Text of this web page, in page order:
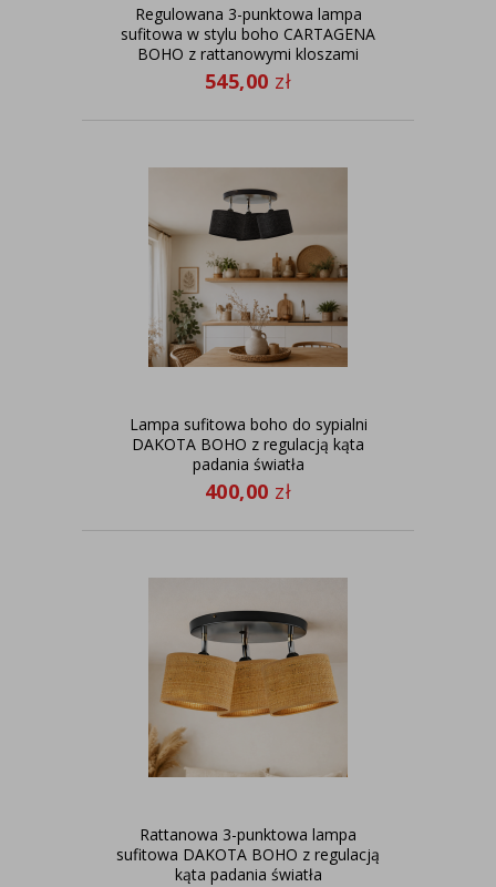
Regulowana 3-punktowa lampa
sufitowa w stylu boho CARTAGENA
BOHO z rattanowymi kloszami
545,00 zł
Lampa sufitowa boho do sypialni
DAKOTA BOHO z regulacją kąta
padania światła
400,00 zł
Rattanowa 3-punktowa lampa
sufitowa DAKOTA BOHO z regulacją
kąta padania światła